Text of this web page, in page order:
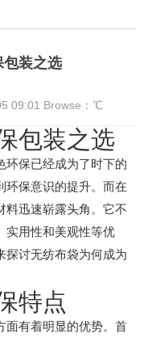
包装之选
09:01 Browse： ℃
包装之选
环保已经成为了时下的
环保意识的提升。而在
料迅速崭露头角。它不
实用性和美观性等优
探讨无纺布袋为何成为
特点
面有着明显的优势。首